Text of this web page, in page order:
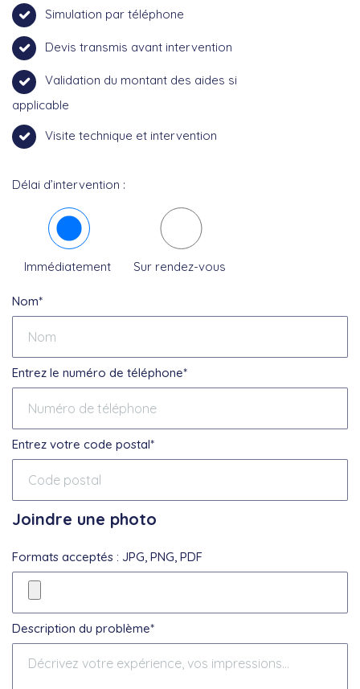
Simulation par téléphone
Devis transmis avant intervention
Validation du montant des aides si
applicable
Visite technique et intervention
Délai d’intervention :
Immédiatement Sur rendez-vous
Nom*
Entrez le numéro de téléphone*
Entrez votre code postal*
Joindre une photo
Formats acceptés : JPG, PNG, PDF
Description du problème*